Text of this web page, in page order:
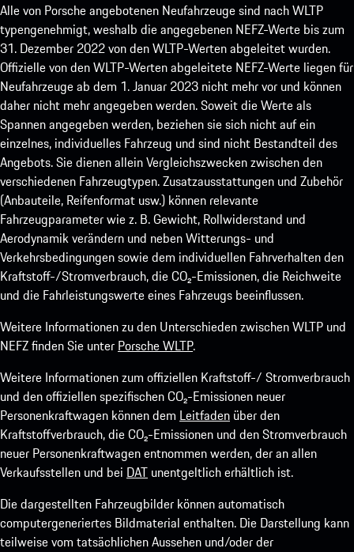
Alle von Porsche angebotenen Neufahrzeuge sind nach WLTP
typengenehmigt, weshalb die angegebenen NEFZ-Werte bis zum
31. Dezember 2022 von den WLTP-Werten abgeleitet wurden.
Offizielle von den WLTP-Werten abgeleitete NEFZ-Werte liegen für
Neufahrzeuge ab dem 1. Januar 2023 nicht mehr vor und können
daher nicht mehr angegeben werden. Soweit die Werte als
Spannen angegeben werden, beziehen sie sich nicht auf ein
einzelnes, individuelles Fahrzeug und sind nicht Bestandteil des
Angebots. Sie dienen allein Vergleichszwecken zwischen den
verschiedenen Fahrzeugtypen. Zusatzausstattungen und Zubehör
(Anbauteile, Reifenformat usw.) können relevante
Fahrzeugparameter wie z. B. Gewicht, Rollwiderstand und
Aerodynamik verändern und neben Witterungs- und
Verkehrsbedingungen sowie dem individuellen Fahrverhalten den
Kraftstoff-/Stromverbrauch, die CO₂-Emissionen, die Reichweite
und die Fahrleistungswerte eines Fahrzeugs beeinflussen.
Weitere Informationen zu den Unterschieden zwischen WLTP und
NEFZ finden Sie unter Porsche WLTP.
Weitere Informationen zum offiziellen Kraftstoff-/ Stromverbrauch
und den offiziellen spezifischen CO₂-Emissionen neuer
Personenkraftwagen können dem Leitfaden über den
Kraftstoffverbrauch, die CO₂-Emissionen und den Stromverbrauch
neuer Personenkraftwagen entnommen werden, der an allen
Verkaufsstellen und bei DAT unentgeltlich erhältlich ist.
Die dargestellten Fahrzeugbilder können automatisch
computergeneriertes Bildmaterial enthalten. Die Darstellung kann
teilweise vom tatsächlichen Aussehen und/oder der